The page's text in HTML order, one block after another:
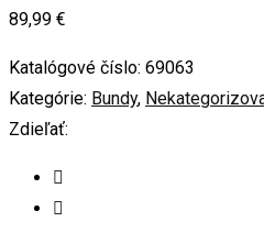
89,99 €
Katalógové číslo: 69063
Kategórie: Bundy,
Zdieľať: